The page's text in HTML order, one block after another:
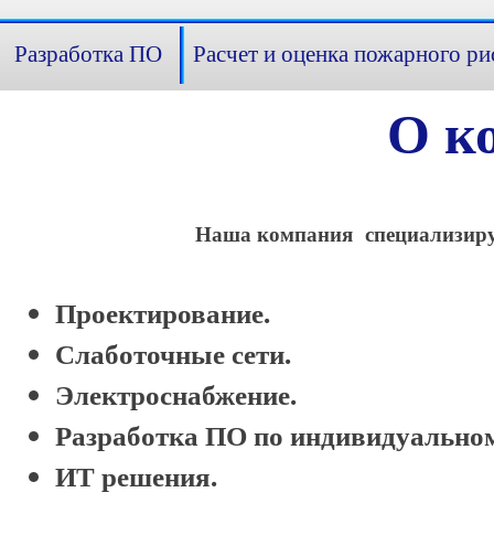
Разработка ПО Расчет и оценка пожарного
О
Наша компания
Проектирование.
Слаботочные сети.
Электроснабжение.
Разработка ПО по
ИТ решения.